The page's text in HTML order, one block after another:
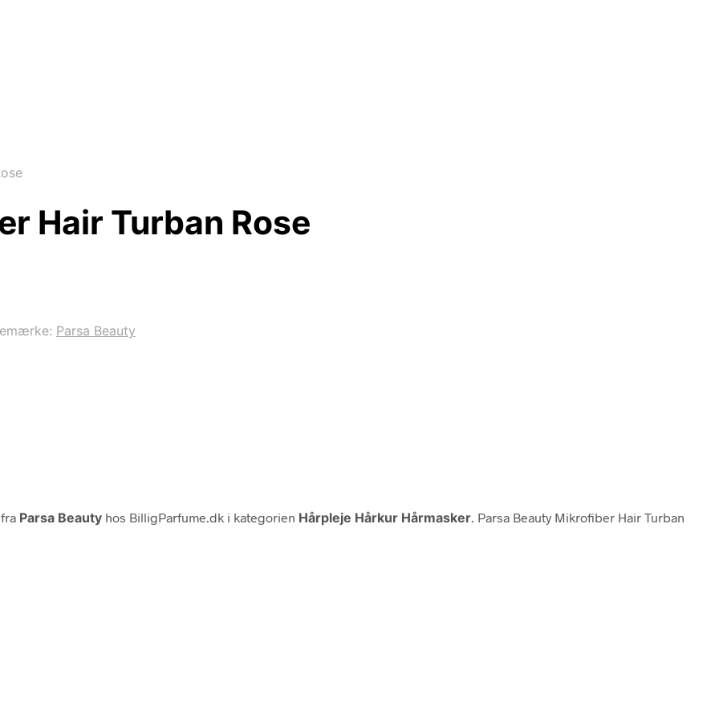
Hair Turban Rose
Parsa Beauty
fra Parsa Beauty hos BilligParfume.dk i kategorien Hårpleje Hårkur Hårmasker . Parsa Beauty Mikrofiber Hair Turban